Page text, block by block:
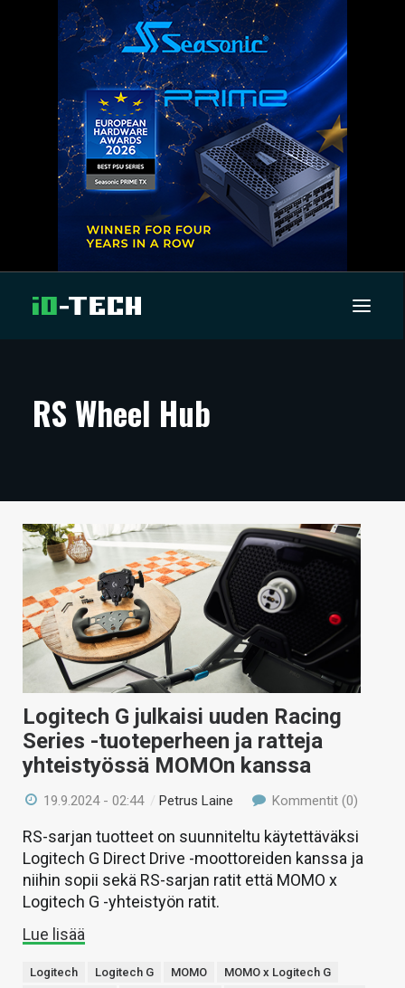
ARTIKKELIT
TECHBBS
TIETOA
HINTA.FI
KAUPPA
VAIHDA TEEMA
HAKU
RS Wheel Hub
Logitech G julkaisi uuden Racing
Series -tuoteperheen ja ratteja
yhteistyössä MOMOn kanssa
19.9.2024 - 02:44 /Petrus Laine Kommentit (0)
RS-sarjan tuotteet on suunniteltu käytettäväksi
Logitech G Direct Drive -moottoreiden kanssa ja
niihin sopii sekä RS-sarjan ratit että MOMO x
Logitech G -yhteistyön ratit.
Lue lisää
Logitech Logitech G MOMO
MOMO x Logitech G